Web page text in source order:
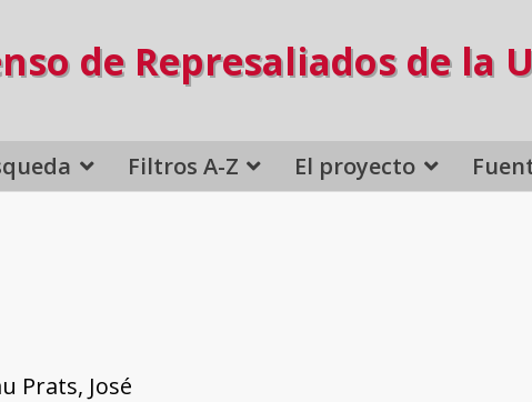
de Represaliados de la
Filtros A-Z El proyecto
Prats, José